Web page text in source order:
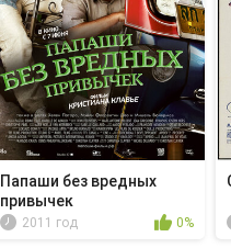
Папаши без вредных
привычек
2011 год 0%